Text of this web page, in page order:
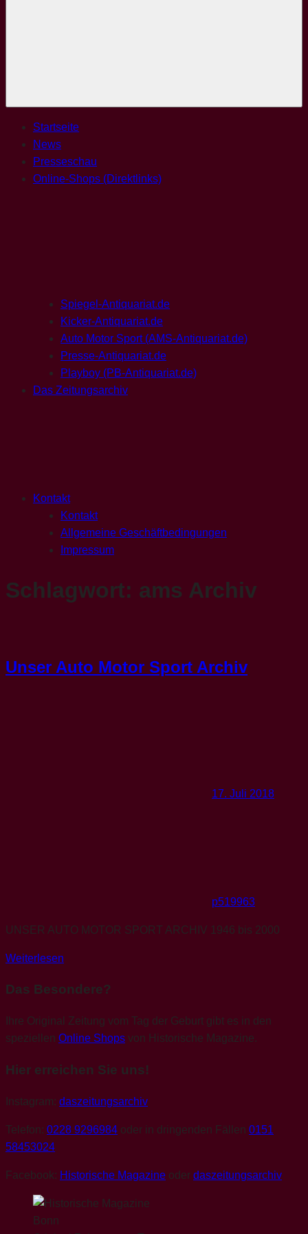
Startseite
News
Presseschau
Online-Shops (Direktlinks)
Spiegel-Antiquariat.de
Kicker-Antiquariat.de
Auto Motor Sport (AMS-Antiquariat.de)
Presse-Antiquariat.de
Playboy (PB-Antiquariat.de)
Das Zeitungsarchiv
Kontakt
Kontakt
Allgemeine Geschäftbedingungen
Impressum
Schlagwort: ams Archiv
Unser Auto Motor Sport Archiv
17. Juli 2018
p519963
UNSER AUTO MOTOR SPORT ARCHIV 1946 bis 2000
Weiterlesen
Das Besondere?
Ihre Original Zeitung vom Tag der Geburt gibt es in den
speziellen Online Shops von Historische Magazine.
Hier erreichen Sie uns!
Instagram: daszeitungsarchiv
Telefon: 0228 9296984 oder in dringenden Fällen 0151
58453024
Facebook: Historische Magazine oder daszeitungsarchiv